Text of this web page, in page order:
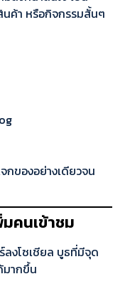
นค้า หรือกิจกรรมสั้นๆ
กของอย่างเดียวจน
คนเข้าชม
ลงโซเชียล บูธที่มีจุด
มากขึ้น